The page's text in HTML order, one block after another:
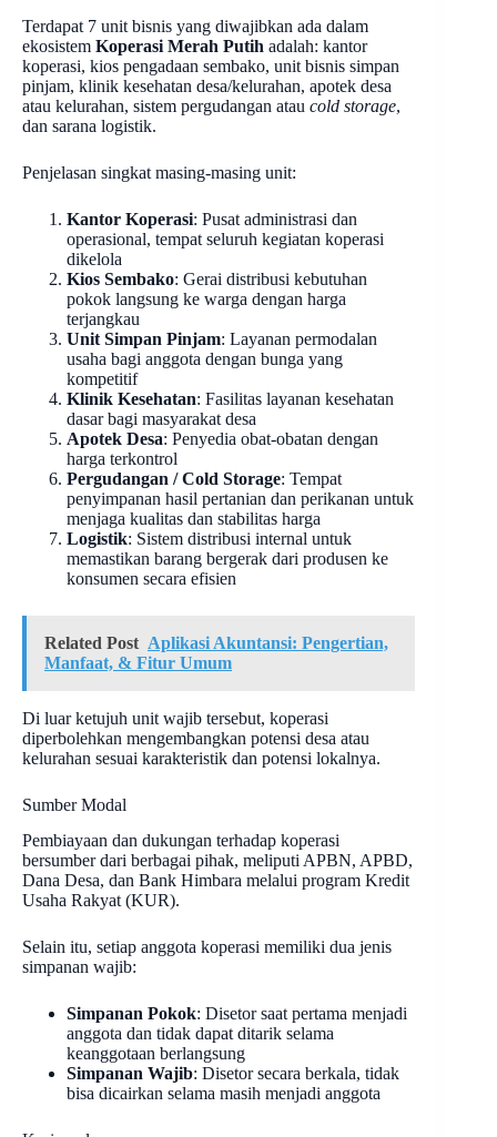
Terdapat 7 unit bisnis yang diwajibkan ada dalam
ekosistem Koperasi Merah Putih adalah: kantor
koperasi, kios pengadaan sembako, unit bisnis simpan
pinjam, klinik kesehatan desa/kelurahan, apotek desa
atau kelurahan, sistem pergudangan atau cold storage,
dan sarana logistik.
Penjelasan singkat masing-masing unit:
Kantor Koperasi: Pusat administrasi dan
operasional, tempat seluruh kegiatan koperasi
dikelola
Kios Sembako: Gerai distribusi kebutuhan
pokok langsung ke warga dengan harga
terjangkau
Unit Simpan Pinjam: Layanan permodalan
usaha bagi anggota dengan bunga yang
kompetitif
Klinik Kesehatan: Fasilitas layanan kesehatan
dasar bagi masyarakat desa
Apotek Desa: Penyedia obat-obatan dengan
harga terkontrol
Pergudangan / Cold Storage: Tempat
penyimpanan hasil pertanian dan perikanan untuk
menjaga kualitas dan stabilitas harga
Logistik: Sistem distribusi internal untuk
memastikan barang bergerak dari produsen ke
konsumen secara efisien
Related Post Aplikasi Akuntansi: Pengertian,
Manfaat, & Fitur Umum
Di luar ketujuh unit wajib tersebut, koperasi
diperbolehkan mengembangkan potensi desa atau
kelurahan sesuai karakteristik dan potensi lokalnya.
Sumber Modal
Pembiayaan dan dukungan terhadap koperasi
bersumber dari berbagai pihak, meliputi APBN, APBD,
Dana Desa, dan Bank Himbara melalui program Kredit
Usaha Rakyat (KUR).
Selain itu, setiap anggota koperasi memiliki dua jenis
simpanan wajib:
Simpanan Pokok: Disetor saat pertama menjadi
anggota dan tidak dapat ditarik selama
keanggotaan berlangsung
Simpanan Wajib: Disetor secara berkala, tidak
bisa dicairkan selama masih menjadi anggota